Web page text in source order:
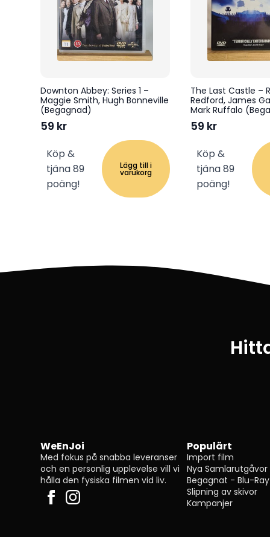
Downton Abbey: Series 1 –
Maggie Smith, Hugh Bonneville
(Begagnad)
59 kr
Köp &
tjäna 89
poäng!
Lägg till i
varukorg
The Last Castle –
Redford, James
Mark Ruffalo
59 kr
Köp &
tjäna 89
poäng!
WeEnJoi
Med fokus på snabba leveranser
och en personlig upplevelse vill vi
hålla den fysiska filmen vid liv.
Populärt
Import film
Nya Samlarutgåvor
Begagnat - Blu-Ray
Slipning av skivor
Kampanjer